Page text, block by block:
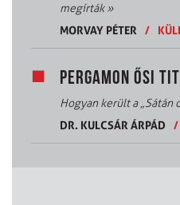
megírták»
MORVAY PÉTER
/
PERGAMON ŐSI
Hogyan került a „Sátán
DR. KULCSÁR ÁRPÁD
/